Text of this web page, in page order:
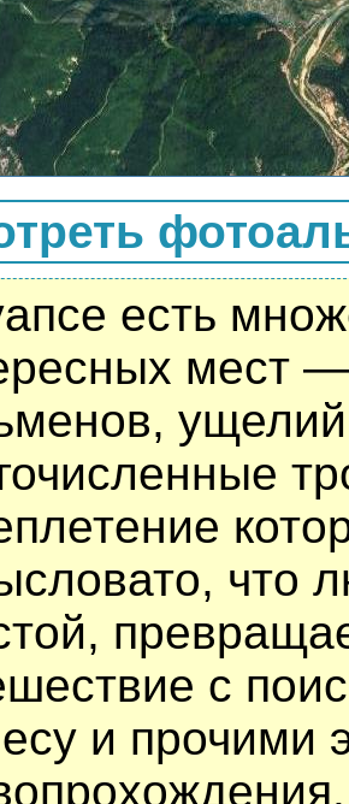
есть
мест
что
с
и прочими